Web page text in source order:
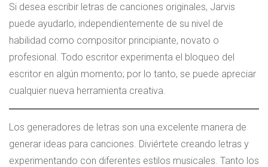
Si desea escribir letras de canciones originales, Jarvis
puede ayudarlo, independientemente de su nivel de
habilidad como compositor principiante, novato o
profesional. Todo escritor experimenta el bloqueo del
escritor en algún momento; por lo tanto, se puede apreciar
cualquier nueva herramienta creativa.
Los generadores de letras son una excelente manera de
generar ideas para canciones. Diviértete creando letras y
experimentando con diferentes estilos musicales. Tanto los